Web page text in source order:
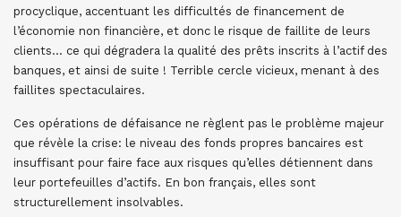
procyclique, accentuant les difficultés de financement de
l’économie non financière, et donc le risque de faillite de leurs
clients… ce qui dégradera la qualité des prêts inscrits à l’actif des
banques, et ainsi de suite ! Terrible cercle vicieux, menant à des
faillites spectaculaires.
Ces opérations de défaisance ne règlent pas le problème majeur
que révèle la crise: le niveau des fonds propres bancaires est
insuffisant pour faire face aux risques qu’elles détiennent dans
leur portefeuilles d’actifs. En bon français, elles sont
structurellement insolvables.